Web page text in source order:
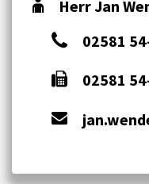
Herr Jan
02581
02581